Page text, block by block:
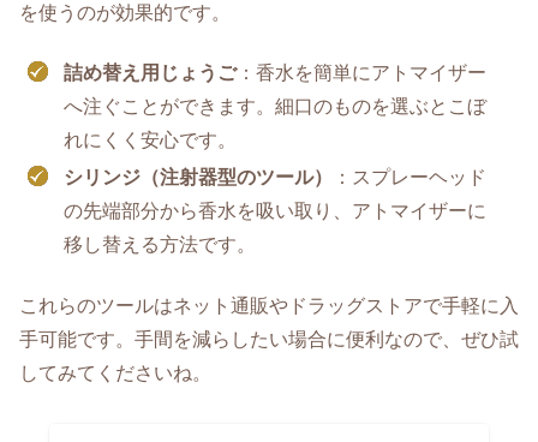
を使うのが効果的です。
詰め替え用じょうご：香水を簡単にアトマイザー
へ注ぐことができます。細口のものを選ぶとこぼ
れにくく安心です。
シリンジ（注射器型のツール）
：スプレーヘッド
の先端部分から香水を吸い取り、アトマイザーに
移し替える方法です。
これらのツールはネット通販やドラッグストアで手軽に入
手可能です。手間を減らしたい場合に便利なので、ぜひ試
してみてくださいね。